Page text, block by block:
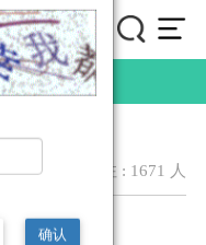
详情
关注 : 1671 人
确认